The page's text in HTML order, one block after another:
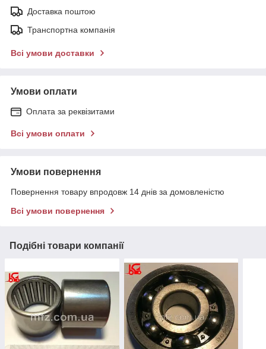
Доставка поштою
Транспортна компанія
Всі умови доставки
Умови оплати
Оплата за реквізитами
Всі умови оплати
Умови повернення
Повернення товару впродовж 14 днів за домовленістю
Всі умови повернення
Подібні товари компанії